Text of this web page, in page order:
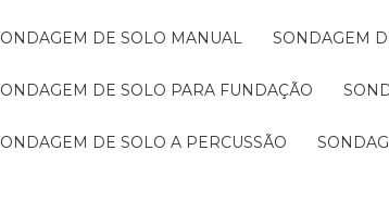
SONDAGEM DE SOLO MANUAL SONDAGEM
SONDAGEM DE SOLO PARA FUNDAÇÃO
SONDAGEM DE SOLO A PERCUSSÃO